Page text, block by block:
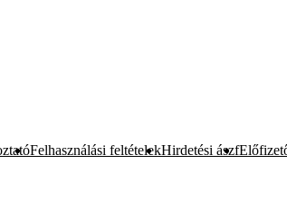
Felhasználási feltételekHirdetési ászf